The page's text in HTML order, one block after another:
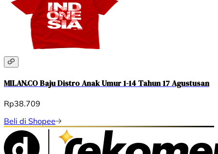
MILAN.CO Baju Distro Anak Umur 1-14 Tahun 17 Agustusan
Rp38.709
Beli di Shopee